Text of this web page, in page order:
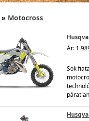
» Motocross
Ár:
Sok